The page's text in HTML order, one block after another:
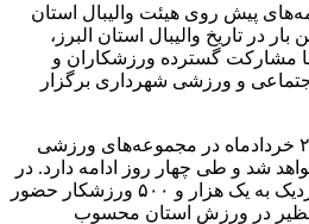
پیش روی هیئت والیبال استان
در تاریخ والیبال استان البرز،
با مشارکت گسترده ورزشکاران و
و ورزشی شهرداری برگزار
وی افزود: این جشنواره از ۲۱ خردادماه در مجموعه‌های ورزشی
شد و طی چهار روز ادامه دارد. در
این رویداد حدود ۲۵۰ تیم و نزدیک به یک هزار و ۵۰۰ ورزشکار حضور
در ورزش استان محسوب